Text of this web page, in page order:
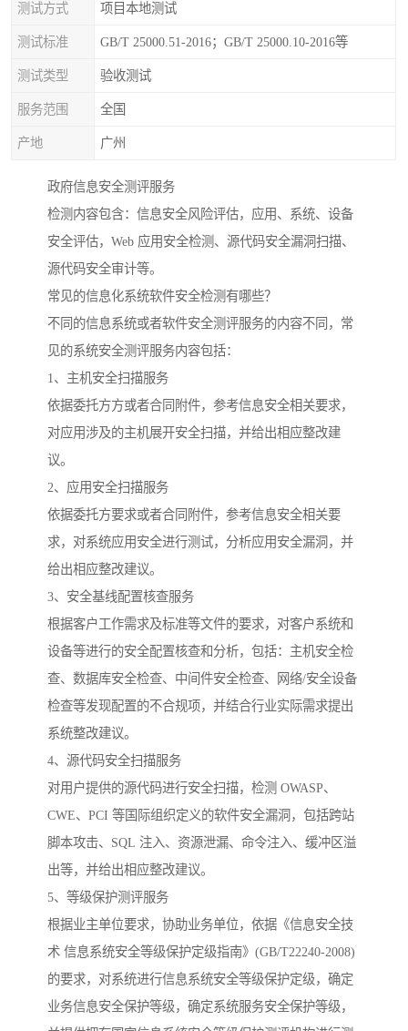
测试方式 项目本地测试
测试标准 GB/T 25000.51-2016；GB/T 25000.10-2016等
测试类型 验收测试
服务范围 全国
产地 广州
政府信息安全测评服务
检测内容包含：信息安全风险评估，应用、系统、设备
安全评估，Web 应用安全检测、源代码安全漏洞扫描、
源代码安全审计等。
常见的信息化系统软件安全检测有哪些？
不同的信息系统或者软件安全测评服务的内容不同，常
见的系统安全测评服务内容包括：
1、主机安全扫描服务
依据委托方方或者合同附件，参考信息安全相关要求，
对应用涉及的主机展开安全扫描，并给出相应整改建
议。
2、应用安全扫描服务
依据委托方要求或者合同附件，参考信息安全相关要
求，对系统应用安全进行测试，分析应用安全漏洞，并
给出相应整改建议。
3、安全基线配置核查服务
根据客户工作需求及标准等文件的要求，对客户系统和
设备等进行的安全配置核查和分析，包括：主机安全检
查、数据库安全检查、中间件安全检查、网络/安全设备
检查等发现配置的不合规项，并结合行业实际需求提出
系统整改建议。
4、源代码安全扫描服务
对用户提供的源代码进行安全扫描，检测 OWASP、
CWE、PCI 等国际组织定义的软件安全漏洞，包括跨站
脚本攻击、SQL 注入、资源泄漏、命令注入、缓冲区溢
出等，并给出相应整改建议。
5、等级保护测评服务
根据业主单位要求，协助业务单位，依据《信息安全技
术 信息系统安全等级保护定级指南》(GB/T22240-2008)
的要求，对系统进行信息系统安全等级保护定级，确定
业务信息安全保护等级，确定系统服务安全保护等级，